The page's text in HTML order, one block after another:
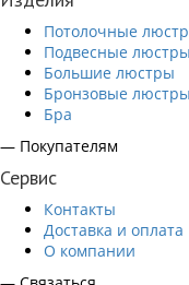
Потолочные
Подвесные люстры
Большие люстры
Бронзовые люстры
Бра
— Покупателям
Сервис
Контакты
Доставка и оплата
О компании